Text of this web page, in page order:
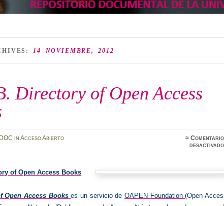
14 NOVIEMBRE, 2012
Directory of Open Access
in Acceso Abierto ≈
of Open Access Books
Open Access Books es un servicio deOAPEN Foundation(Open